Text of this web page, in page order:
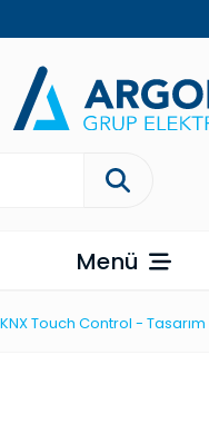
Menü
KNX Touch Control -